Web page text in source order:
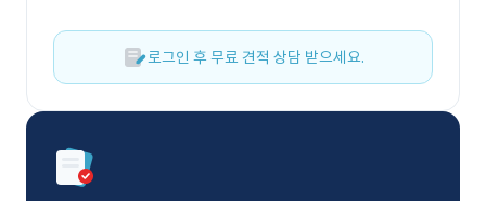
로그인 후 무료 견적 상담 받으세요.